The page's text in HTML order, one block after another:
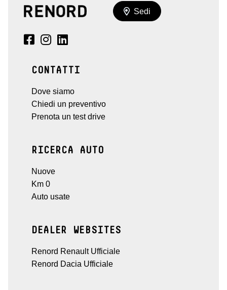
Sedi
CONTATTI
Dove siamo
Chiedi un preventivo
Prenota un test drive
RICERCA AUTO
Nuove
Km 0
Auto usate
DEALER WEBSITES
Renord Renault Ufficiale
Renord Dacia Ufficiale